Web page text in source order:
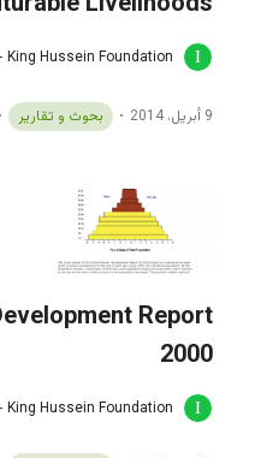
Hussein Foundation
9 أبريل، 2014 بحوث و تقارير
Report
2000
Hussein Foundation